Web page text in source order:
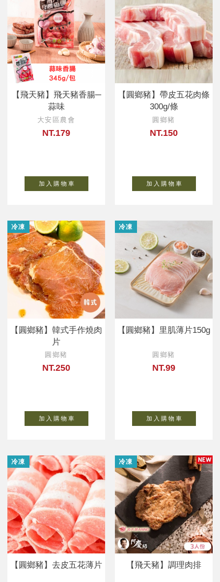
【飛天豬】飛天豬香腸─
蒜味
大安區農會
NT.179
加 入 購 物 車
【圓鄉豬】帶皮五花肉條
300g/條
圓鄉豬
NT.150
加 入 購 物 車
冷凍
【圓鄉豬】韓式手作燒肉
片
圓鄉豬
NT.250
加 入 購 物 車
冷凍
【圓鄉豬】里肌薄片150g
圓鄉豬
NT.99
加 入 購 物 車
冷凍
【圓鄉豬】去皮五花薄片
冷凍
【飛天豬】調理肉排